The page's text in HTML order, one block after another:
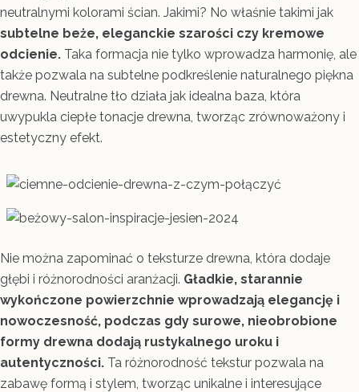
neutralnymi kolorami ścian. Jakimi? No właśnie takimi jak
subtelne beże, eleganckie szarości czy kremowe
odcienie. Taka formacja nie tylko wprowadza harmonię, ale
także pozwala na subtelne podkreślenie naturalnego piękna
drewna. Neutralne tło działa jak idealna baza, która
uwypukla ciepłe tonacje drewna, tworząc zrównoważony i
estetyczny efekt.
Nie można zapominać o teksturze drewna, która dodaje
głębi i różnorodności aranżacji. Gładkie, starannie
wykończone powierzchnie wprowadzają elegancję i
nowoczesność, podczas gdy surowe, nieobrobione
formy drewna dodają rustykalnego uroku i
autentyczności. Ta różnorodność tekstur pozwala na
zabawę formą i stylem, tworząc unikalne i interesujące